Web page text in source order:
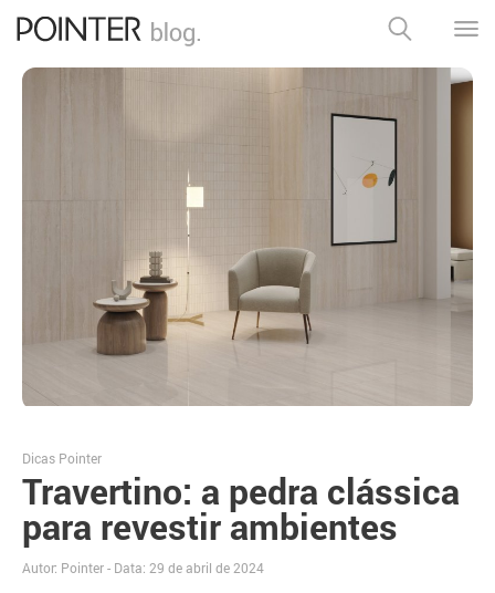
Travertino: a pedra clássica
para revestir ambientes
Dicas Pointer
Autor: Pointer - Data: 29 de abril de 2024